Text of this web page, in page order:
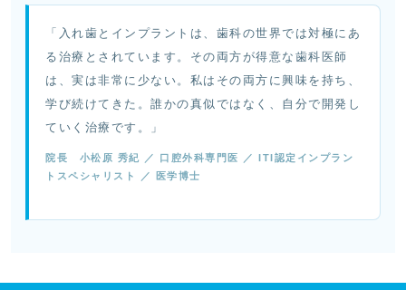
「入れ歯とインプラントは、歯科の世界では対極にあ
る治療とされています。その両方が得意な歯科医師
は、実は非常に少ない。私はその両方に興味を持ち、
学び続けてきた。誰かの真似ではなく、自分で開発し
ていく治療です。」
院長 小松原 秀紀 ／ 口腔外科専門医 ／ ITI認定インプラン
トスペシャリスト ／ 医学博士